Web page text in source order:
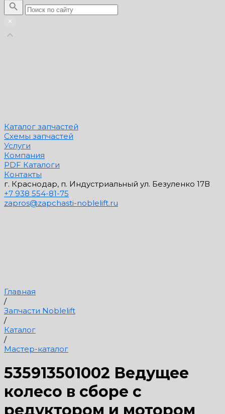
Каталог запчастей
Схемы запчастей
Услуги
Компания
PDF Каталоги
Контакты
г. Краснодар, п. Индустриальный ул. Безуленко 17В
+7 938 554-81-75
zapros@zapchasti-noblelift.ru
Главная
/
Запчасти Noblelift
/
Каталог
/
Мастер-каталог
535913501002 Ведущее
колесо в сборе с
редуктором и мотором